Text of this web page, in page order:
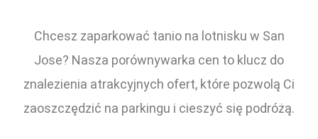
Chcesz zaparkować tanio na lotnisku w San
Jose? Nasza porównywarka cen to klucz do
znalezienia atrakcyjnych ofert, które pozwolą Ci
zaoszczędzić na parkingu i cieszyć się podróżą.